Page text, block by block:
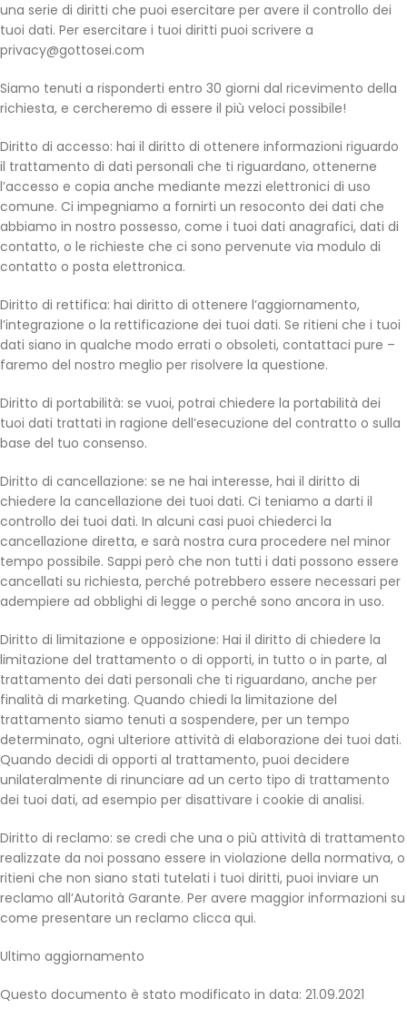
una serie di diritti che puoi esercitare per avere il controllo dei
tuoi dati. Per esercitare i tuoi diritti puoi scrivere a
privacy@gottosei.com
Siamo tenuti a risponderti entro 30 giorni dal ricevimento della
richiesta, e cercheremo di essere il più veloci possibile!
Diritto di accesso: hai il diritto di ottenere informazioni riguardo
il trattamento di dati personali che ti riguardano, ottenerne
l’accesso e copia anche mediante mezzi elettronici di uso
comune. Ci impegniamo a fornirti un resoconto dei dati che
abbiamo in nostro possesso, come i tuoi dati anagrafici, dati di
contatto, o le richieste che ci sono pervenute via modulo di
contatto o posta elettronica.
Diritto di rettifica: hai diritto di ottenere l’aggiornamento,
l’integrazione o la rettificazione dei tuoi dati. Se ritieni che i tuoi
dati siano in qualche modo errati o obsoleti, contattaci pure –
faremo del nostro meglio per risolvere la questione.
Diritto di portabilità: se vuoi, potrai chiedere la portabilità dei
tuoi dati trattati in ragione dell’esecuzione del contratto o sulla
base del tuo consenso.
Diritto di cancellazione: se ne hai interesse, hai il diritto di
chiedere la cancellazione dei tuoi dati. Ci teniamo a darti il
controllo dei tuoi dati. In alcuni casi puoi chiederci la
cancellazione diretta, e sarà nostra cura procedere nel minor
tempo possibile. Sappi però che non tutti i dati possono essere
cancellati su richiesta, perché potrebbero essere necessari per
adempiere ad obblighi di legge o perché sono ancora in uso.
Diritto di limitazione e opposizione: Hai il diritto di chiedere la
limitazione del trattamento o di opporti, in tutto o in parte, al
trattamento dei dati personali che ti riguardano, anche per
finalità di marketing. Quando chiedi la limitazione del
trattamento siamo tenuti a sospendere, per un tempo
determinato, ogni ulteriore attività di elaborazione dei tuoi dati.
Quando decidi di opporti al trattamento, puoi decidere
unilateralmente di rinunciare ad un certo tipo di trattamento
dei tuoi dati, ad esempio per disattivare i cookie di analisi.
Diritto di reclamo: se credi che una o più attività di trattamento
realizzate da noi possano essere in violazione della normativa, o
ritieni che non siano stati tutelati i tuoi diritti, puoi inviare un
reclamo all’Autorità Garante. Per avere maggior informazioni su
come presentare un reclamo clicca qui.
Ultimo aggiornamento
Questo documento è stato modificato in data: 21.09.2021